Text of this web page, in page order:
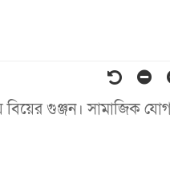
বিয়ের গুঞ্জন। সামাজিক